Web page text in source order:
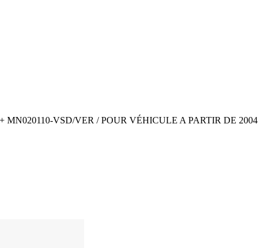
VSD/VER / POUR VÉHICULE A PARTIR DE 2004